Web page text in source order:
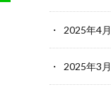
2025年4月
2025年3月